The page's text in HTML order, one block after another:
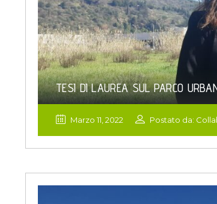
TESI DI LAUREA SUL PARCO
Marzo 11, 2022 Postato da: